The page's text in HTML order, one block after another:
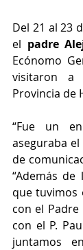
Del 21 al 23
el padre
Ecónomo
visitaron a
Provincia de
“Fue un
aseguraba
de
“Además
que tuvimos
con el Padre
con el P.
juntamos